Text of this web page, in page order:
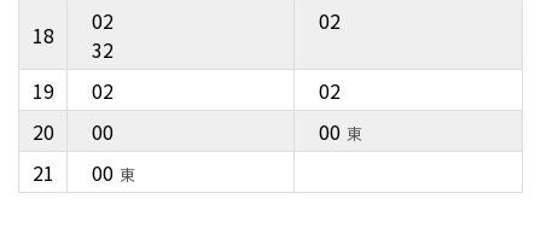
18
19
20
21
02
32
02
00
00 東
02
02
00 東